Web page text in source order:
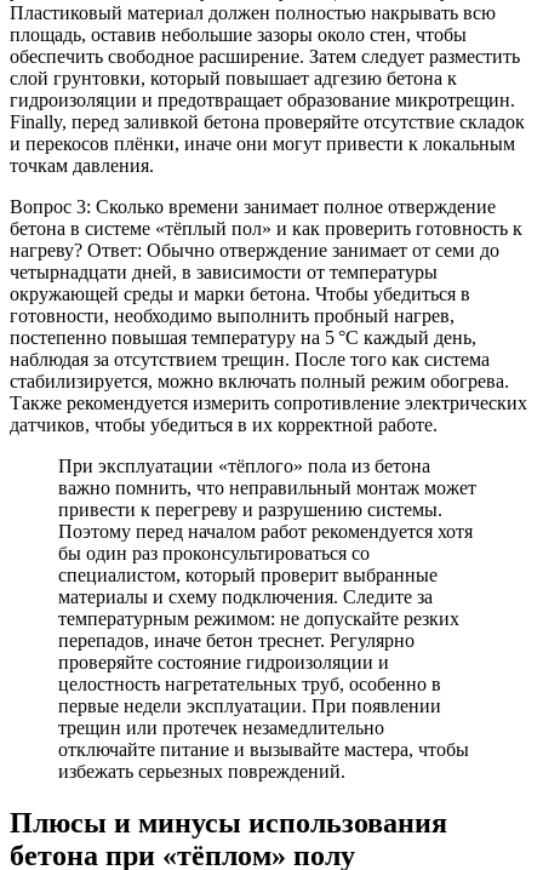
Пластиковый материал должен полностью накрывать всю
площадь, оставив небольшие зазоры около стен, чтобы
обеспечить свободное расширение. Затем следует разместить
слой грунтовки, который повышает адгезию бетона к
гидроизоляции и предотвращает образование микротрещин.
Finally, перед заливкой бетона проверяйте отсутствие складок
и перекосов плёнки, иначе они могут привести к локальным
точкам давления.
Вопрос 3: Сколько времени занимает полное отверждение
бетона в системе «тёплый пол» и как проверить готовность к
нагреву? Ответ: Обычно отверждение занимает от семи до
четырнадцати дней, в зависимости от температуры
окружающей среды и марки бетона. Чтобы убедиться в
готовности, необходимо выполнить пробный нагрев,
постепенно повышая температуру на 5 °С каждый день,
наблюдая за отсутствием трещин. После того как система
стабилизируется, можно включать полный режим обогрева.
Также рекомендуется измерить сопротивление электрических
датчиков, чтобы убедиться в их корректной работе.
При эксплуатации «тёплого» пола из бетона
важно помнить, что неправильный монтаж может
привести к перегреву и разрушению системы.
Поэтому перед началом работ рекомендуется хотя
бы один раз проконсультироваться со
специалистом, который проверит выбранные
материалы и схему подключения. Следите за
температурным режимом: не допускайте резких
перепадов, иначе бетон треснет. Регулярно
проверяйте состояние гидроизоляции и
целостность нагретательных труб, особенно в
первые недели эксплуатации. При появлении
трещин или протечек незамедлительно
отключайте питание и вызывайте мастера, чтобы
избежать серьезных повреждений.
Плюсы и минусы использования
бетона при «тёплом» полу